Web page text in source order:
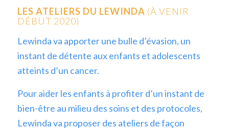
LES ATELIERS DU LEWINDA (À VENIR
DÉBUT 2020)
Lewinda va apporter une bulle d’évasion, un
instant de détente aux enfants et adolescents
atteints d’un cancer.
Pour aider les enfants à profiter d’un instant de
bien-être au milieu des soins et des protocoles,
Lewindava proposer des ateliers de façon